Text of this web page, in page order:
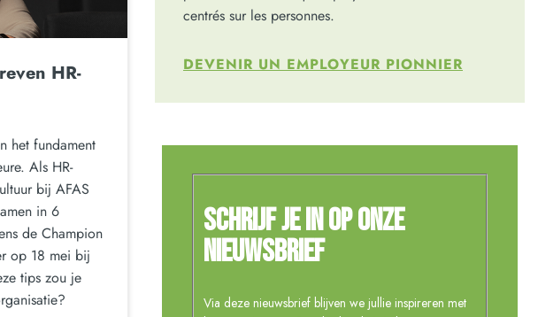
HR-
het fundament
Als HR-
bij AFAS
in 6
de Champion
op 18 mei bij
tips zou je
centrés sur les personnes.
DEVENIR UN EMPLOYEUR PIONNIER